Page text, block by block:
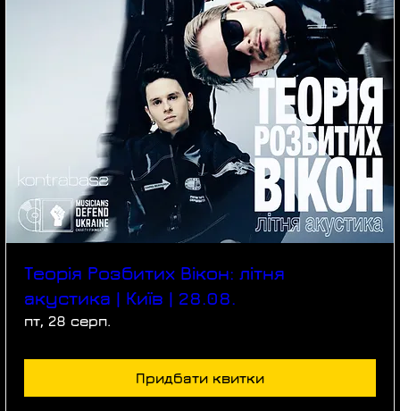
Теорія Розбитих Вікон: літня
акустика | Київ | 28.08.
пт, 28 серп.
Придбати квитки